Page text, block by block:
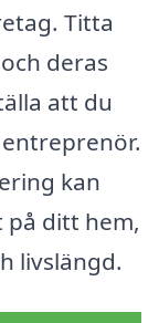
Titta
deras
att du
kan
ditt hem,
livslängd.